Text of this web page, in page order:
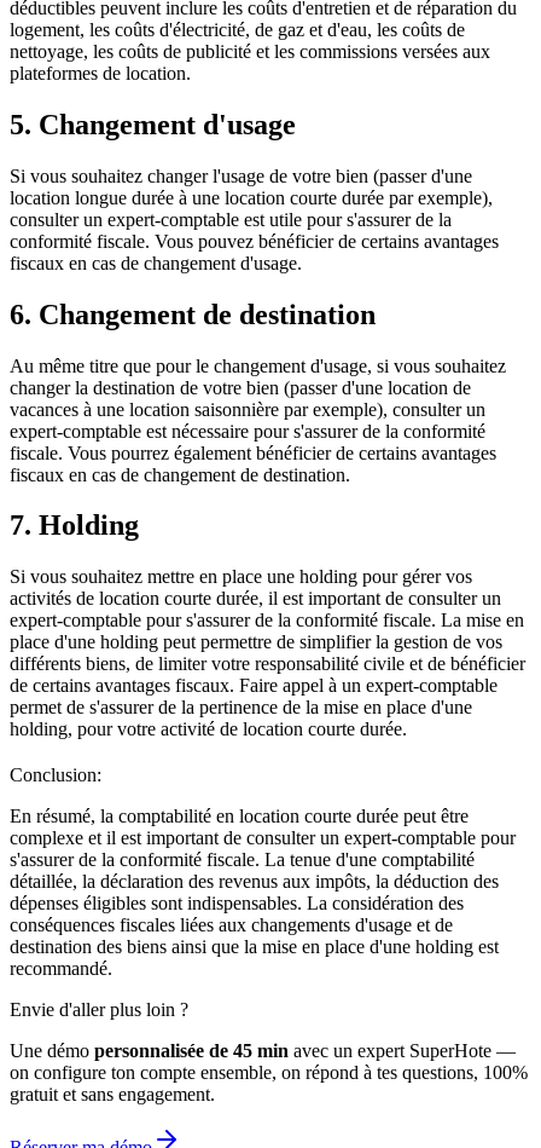
déductibles peuvent inclure les coûts d'entretien et de réparation du
logement, les coûts d'électricité, de gaz et d'eau, les coûts de
nettoyage, les coûts de publicité et les commissions versées aux
plateformes de location.
5. Changement d'usage
Si vous souhaitez changer l'usage de votre bien (passer d'une
location longue durée à une location courte durée par exemple),
consulter un expert-comptable est utile pour s'assurer de la
conformité fiscale. Vous pouvez bénéficier de certains avantages
fiscaux en cas de changement d'usage.
6. Changement de destination
Au même titre que pour le changement d'usage, si vous souhaitez
changer la destination de votre bien (passer d'une location de
vacances à une location saisonnière par exemple), consulter un
expert-comptable est nécessaire pour s'assurer de la conformité
fiscale. Vous pourrez également bénéficier de certains avantages
fiscaux en cas de changement de destination.
7. Holding
Si vous souhaitez mettre en place une holding pour gérer vos
activités de location courte durée, il est important de consulter un
expert-comptable pour s'assurer de la conformité fiscale. La mise en
place d'une holding peut permettre de simplifier la gestion de vos
différents biens, de limiter votre responsabilité civile et de bénéficier
de certains avantages fiscaux. Faire appel à un expert-comptable
permet de s'assurer de la pertinence de la mise en place d'une
holding, pour votre activité de location courte durée.
Conclusion:
En résumé, la comptabilité en location courte durée peut être
complexe et il est important de consulter un expert-comptable pour
s'assurer de la conformité fiscale. La tenue d'une comptabilité
détaillée, la déclaration des revenus aux impôts, la déduction des
dépenses éligibles sont indispensables. La considération des
conséquences fiscales liées aux changements d'usage et de
destination des biens ainsi que la mise en place d'une holding est
recommandé.
Envie d'aller plus loin ?
Une démo personnalisée de 45 min avec un expert SuperHote —
on configure ton compte ensemble, on répond à tes questions, 100%
gratuit et sans engagement.